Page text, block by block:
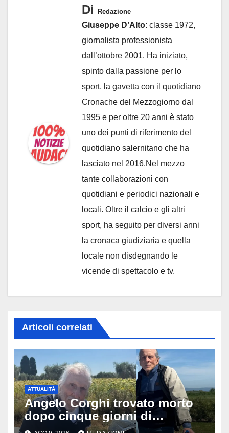
Di Redazione
Giuseppe D’Alto: classe 1972,
giornalista professionista
dall’ottobre 2001. Ha iniziato,
spinto dalla passione per lo
sport, la gavetta con il quotidiano
Cronache del Mezzogiorno dal
1995 e per oltre 20 anni è stato
uno dei punti di riferimento del
quotidiano salernitano che ha
lasciato nel 2016.Nel mezzo
tante collaborazioni con
quotidiani e periodici nazionali e
locali. Oltre il calcio e gli altri
sport, ha seguito per diversi anni
la cronaca giudiziaria e quella
locale non disdegnando le
vicende di spettacolo e tv.
Articoli correlati
ATTUALITÀ
Angelo Corghi trovato morto
dopo cinque giorni di
ricerche: il giallo dell’80enne